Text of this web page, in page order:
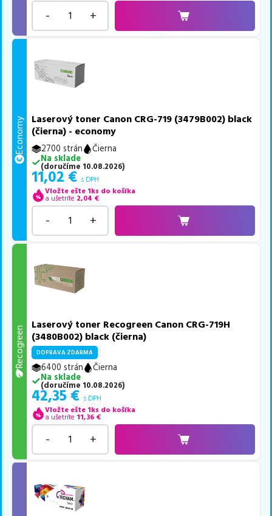
- +
Economy
Laserový toner Canon CRG-719 (3479B002) black
(čierna) - economy
2700 strán
Čierna
Na sklade
(doručíme 10.08.2026)
11,02 € s DPH
Vložte ešte 1ks do košíka
a ušetríte 2,04 €
- +
Recogreen
Laserový toner Recogreen Canon CRG-719H
(3480B002) black (čierna)
DOPRAVA ZDARMA
6400 strán
Čierna
Na sklade
(doručíme 10.08.2026)
42,35 € s DPH
Vložte ešte 1ks do košíka
a ušetríte 11,36 €
- +